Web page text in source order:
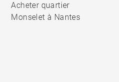
Acheter quartier
Monselet à Nantes